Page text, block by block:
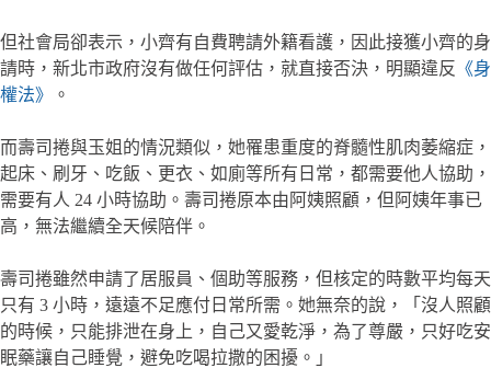
但社會局卻表示，小齊有自費聘請外籍看護，因此接獲小齊的身
請時，新北市政府沒有做任何評估，就直接否決，明顯違反 《身
權法》
。
而壽司捲與玉姐的情況類似，她罹患重度的脊髓性肌肉萎縮症，
起床、刷牙、吃飯、更衣、如廁等所有日常，都需要他人協助，
需要有人 24 小時協助。壽司捲原本由阿姨照顧，但阿姨年事已
高，無法繼續全天候陪伴。
壽司捲雖然申請了居服員、個助等服務，但核定的時數平均每天
只有 3 小時，遠遠不足應付日常所需。她無奈的說，「沒人照顧
的時候，只能排泄在身上，自己又愛乾淨，為了尊嚴，只好吃安
眠藥讓自己睡覺，避免吃喝拉撒的困擾。」